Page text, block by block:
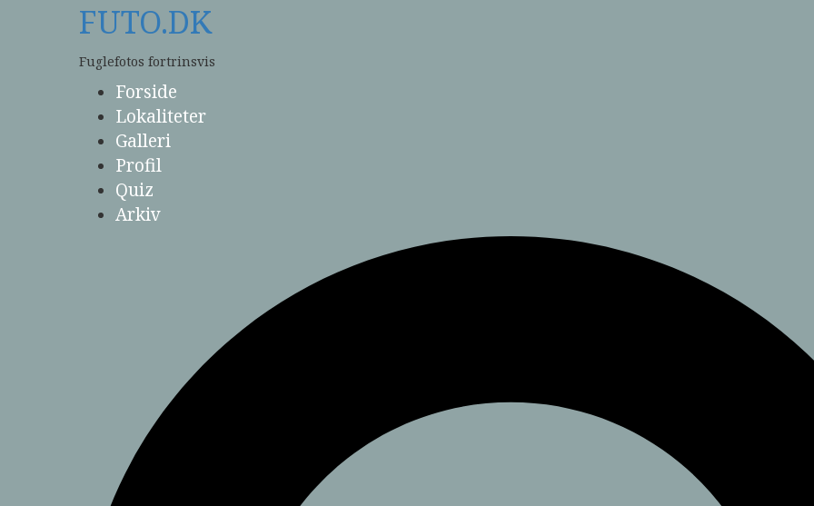
FUTO.DK
Fuglefotos fortrinsvis
Forside
Lokaliteter
Galleri
Profil
Quiz
Arkiv